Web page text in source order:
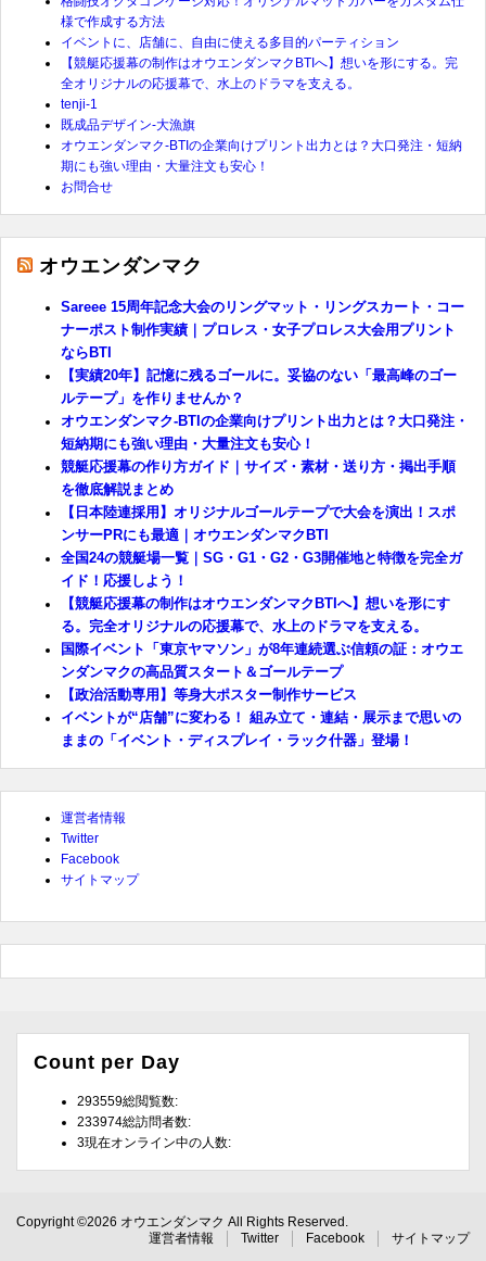
様で作成する方法
イベントに、店舗に、自由に使える多目的パーティション
【競艇応援幕の制作はオウエンダンマクBTIへ】想いを形にする。完
全オリジナルの応援幕で、水上のドラマを支える。
tenji-1
既成品デザイン-大漁旗
オウエンダンマク-BTIの企業向けプリント出力とは？大口発注・短納
期にも強い理由・大量注文も安心！
お問合せ
オウエンダンマク
Sareee 15周年記念大会のリングマット・リングスカート・コー
ナーポスト制作実績｜プロレス・女子プロレス大会用プリント
ならBTI
【実績20年】記憶に残るゴールに。妥協のない「最高峰のゴー
ルテープ」を作りませんか？
オウエンダンマク-BTIの企業向けプリント出力とは？大口発注・
短納期にも強い理由・大量注文も安心！
競艇応援幕の作り方ガイド｜サイズ・素材・送り方・掲出手順
を徹底解説まとめ
【日本陸連採用】オリジナルゴールテープで大会を演出！スポ
ンサーPRにも最適｜オウエンダンマクBTI
全国24の競艇場一覧｜SG・G1・G2・G3開催地と特徴を完全ガ
イド！応援しよう！
【競艇応援幕の制作はオウエンダンマクBTIへ】想いを形にす
る。完全オリジナルの応援幕で、水上のドラマを支える。
国際イベント「東京ヤマソン」が8年連続選ぶ信頼の証：オウエ
ンダンマクの高品質スタート＆ゴールテープ
【政治活動専用】等身大ポスター制作サービス
イベントが“店舗”に変わる！ 組み立て・連結・展示まで思いの
ままの「イベント・ディスプレイ・ラック什器」登場！
運営者情報
Twitter
Facebook
サイトマップ
Count per Day
293559総閲覧数:
233974総訪問者数:
3現在オンライン中の人数:
Copyright ©2026 オウエンダンマク All Rights Reserved.
運営者情報
Twitter Facebook サイトマップ